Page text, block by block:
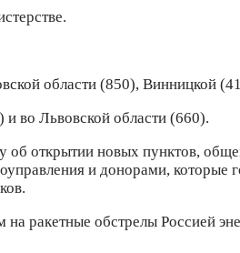
области (850), Винницкой
во Львовской области (660).
об открытии новых пунктов,
и донорами, которые
ракетные обстрелы Россией